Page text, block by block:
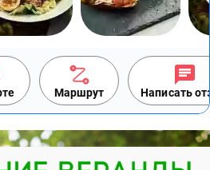
Маршрут Написать